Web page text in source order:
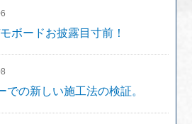
ボードお披露目寸前！
での新しい施工法の検証。